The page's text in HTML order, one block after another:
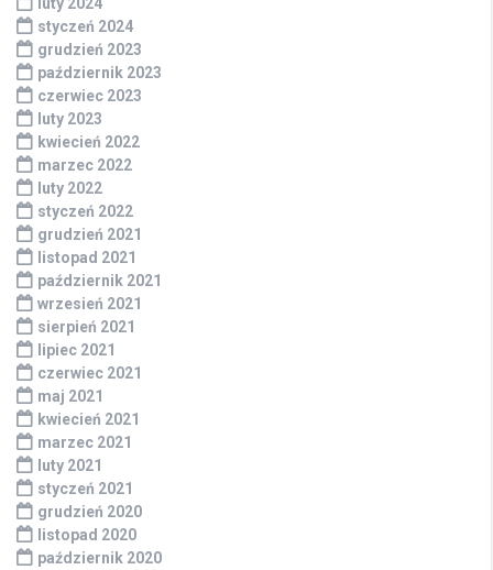
styczeń 2024
grudzień 2023
październik 2023
czerwiec 2023
luty 2023
kwiecień 2022
marzec 2022
luty 2022
styczeń 2022
grudzień 2021
listopad 2021
październik 2021
wrzesień 2021
sierpień 2021
lipiec 2021
czerwiec 2021
maj 2021
kwiecień 2021
marzec 2021
luty 2021
styczeń 2021
grudzień 2020
listopad 2020
październik 2020